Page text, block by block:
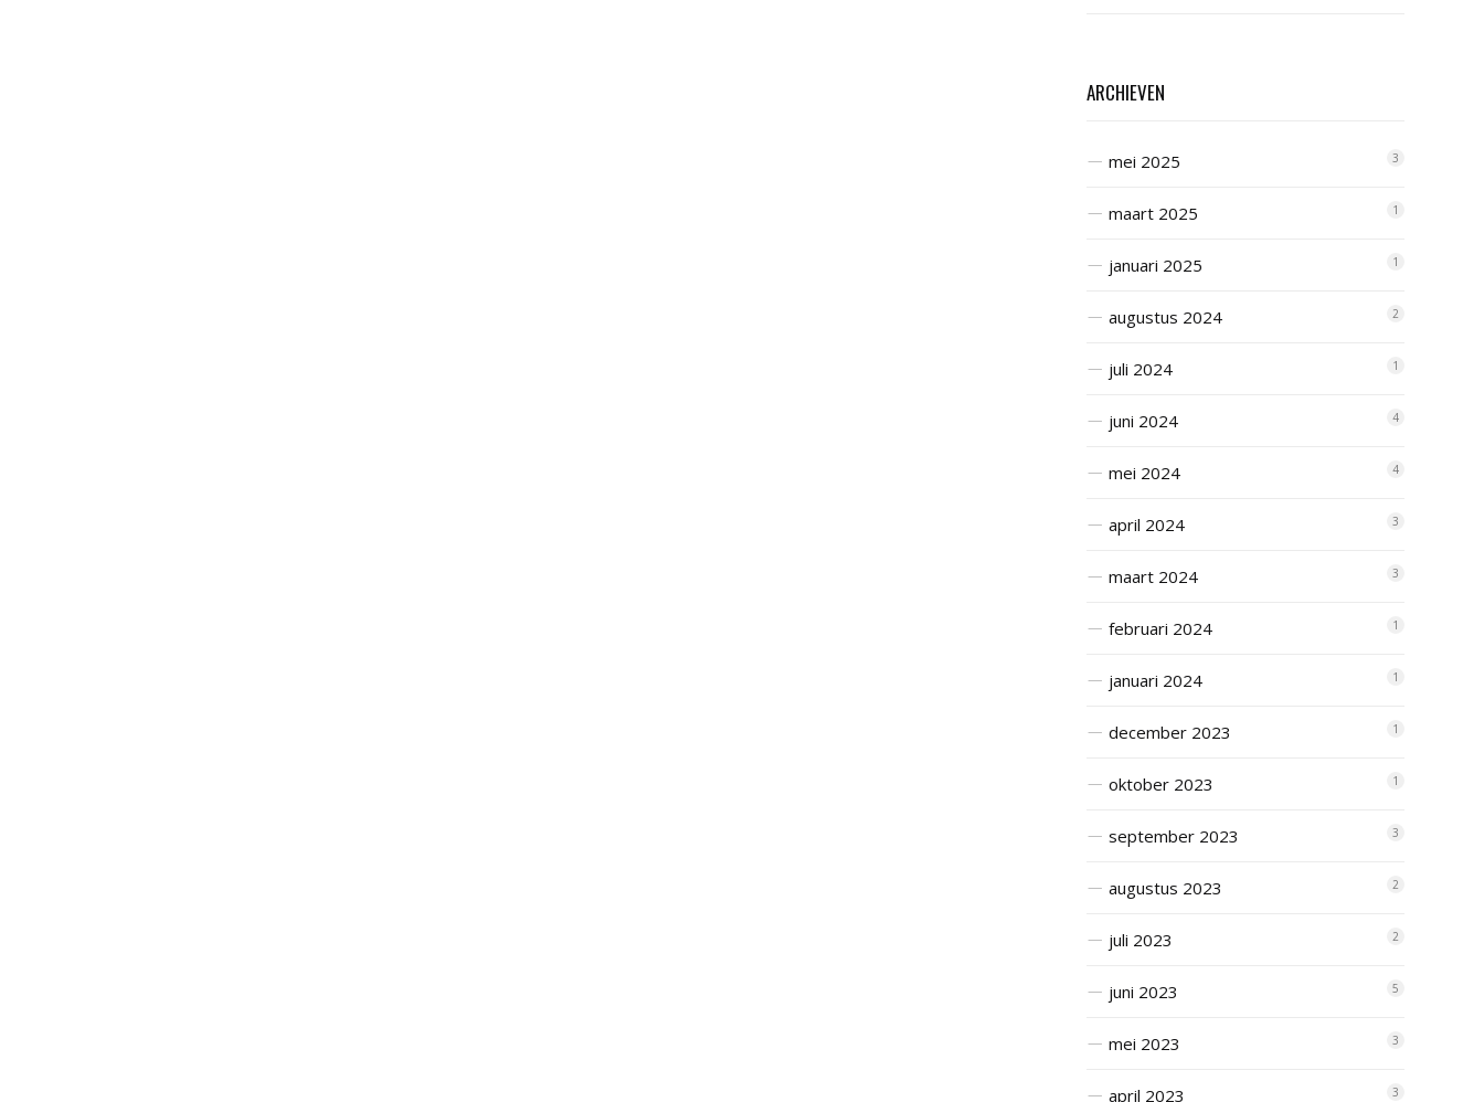
ARCHIEVEN
mei 2025 3
maart 2025 1
januari 2025 1
augustus 2024 2
juli 2024 1
juni 2024 4
mei 2024 4
april 2024 3
maart 2024 3
februari 2024 1
januari 2024 1
december 2023 1
oktober 2023 1
september 2023 3
augustus 2023 2
juli 2023 2
juni 2023 5
mei 2023 3
april 2023 3